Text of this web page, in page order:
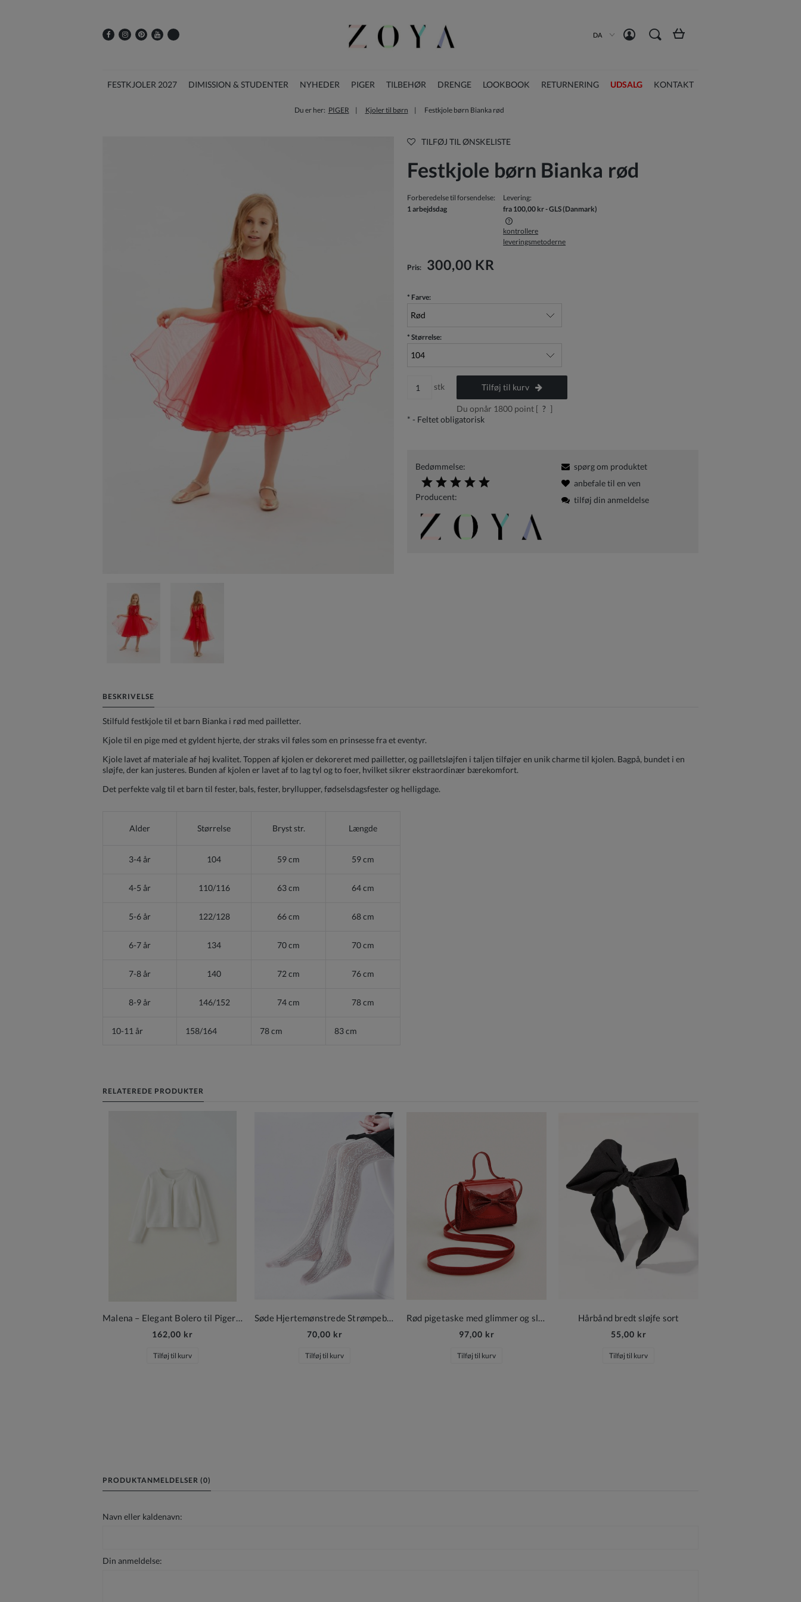
DA
FESTKJOLER 2027 DIMISSION & STUDENTER NYHEDER PIGER TILBEHØR DRENGE LOOKBOOK RETURNERING UDSALG KONTAKT
Du er her: PIGER Kjoler til børn Festkjole børn Bianka rød
TILFØJ TIL ØNSKELISTE
Festkjole børn Bianka rød
Forberedelse til forsendelse:
1 arbejdsdag
Levering:
fra 100,00 kr- GLS(Danmark)
betalingsomkostninger
kontrollere
leveringsmetoderne
Pris: 300,00 KR
* Farve:
* Størrelse:
stk Tilføj til kurv
Du opnår 1800point [ ? ]
* - Feltet obligatorisk
Bedømmelse:
Producent:
spørg om produktet
anbefale til en ven
tilføj din anmeldelse
BESKRIVELSE
Stilfuld festkjole til et barn Bianka i rød med pailletter.
Kjole til en pige med et gyldent hjerte, der straks vil føles som en prinsesse fra et eventyr.
Kjole lavet af materiale af høj kvalitet. Toppen af kjolen er dekoreret med pailletter, og pailletsløjfen i taljen tilføjer en unik charme til kjolen. Bagpå, bundet i en
sløjfe, der kan justeres. Bunden af kjolen er lavet af to lag tyl og to foer, hvilket sikrer ekstraordinær bærekomfort.
Det perfekte valg til et barn til fester, bals, fester, bryllupper, fødselsdagsfester og helligdage.
Alder Størrelse Bryst str. Længde
3-4 år 104 59 cm 59 cm
4-5 år 110/116 63 cm 64 cm
5-6 år 122/128 66 cm 68 cm
6-7 år 134 70 cm 70 cm
7-8 år 140 72 cm 76 cm
8-9 år 146/152 74 cm 78 cm
10-11 år 158/164 78 cm 83 cm
RELATEREDE PRODUKTER
162,00 kr
Tilføj til kurv
Søde Hjertemønstrede Strømpebukser
70,00 kr
Tilføj til kurv
97,00 kr
Tilføj til kurv
Hårbånd bredt sløjfe sort
55,00 kr
Tilføj til kurv
PRODUKTANMELDELSER (0)
Navn eller kaldenavn:
Din anmeldelse: